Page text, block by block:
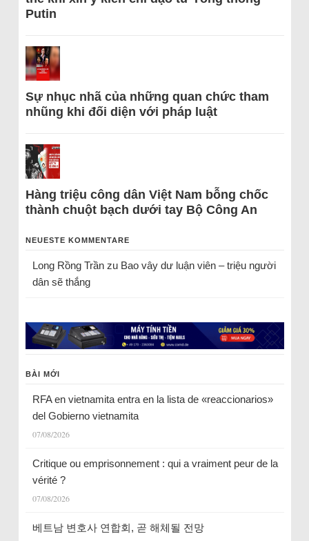
Putin
Sự nhục nhã của những quan chức tham
nhũng khi đối diện với pháp luật
Hàng triệu công dân Việt Nam bỗng chốc
thành chuột bạch dưới tay Bộ Công An
NEUESTE KOMMENTARE
Long Rồng Trầnzu Bao vây dư luận viên – triệu người
dân sẽ thắng
BÀI MỚI
RFA en vietnamita entra en la lista de «reaccionarios»
del Gobierno vietnamita
07/08/2026
Critique ou emprisonnement : qui a vraiment peur de la
vérité ?
07/08/2026
베트남 변호사 연합회, 곧 해체될 전망